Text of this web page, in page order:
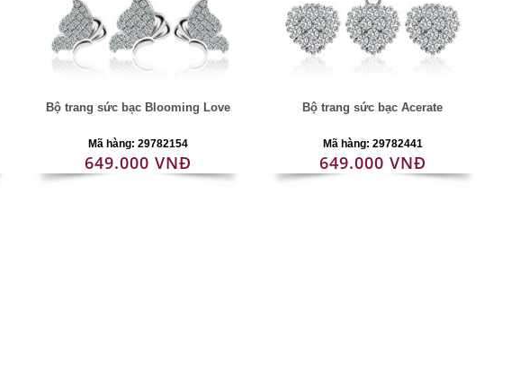
Bộ trang sức bạc Blooming Love
Mã hàng: 29782154
649.000 VNĐ
Bộ trang sức bạc Acerate
Mã hàng: 29782441
649.000 VNĐ